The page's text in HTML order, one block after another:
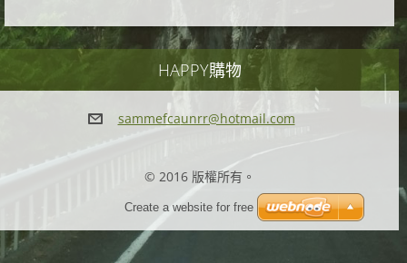
HAPPY購物
sammefcaunrr@hotmail.com
© 2016 版權所有。
Create a website for free